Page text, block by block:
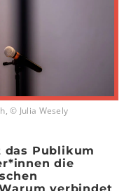
© Julia Wesely
das Publikum
die